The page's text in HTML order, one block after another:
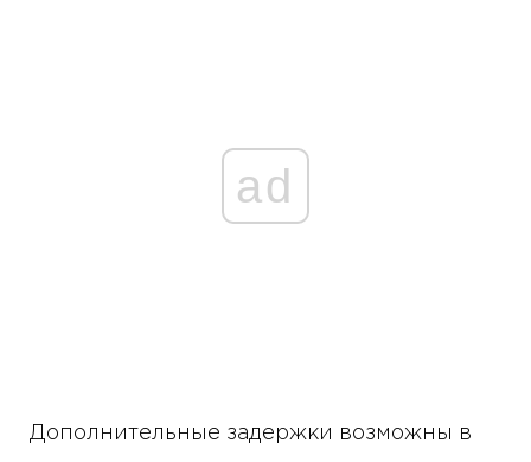
ad
Дополнительные задержки возможны в